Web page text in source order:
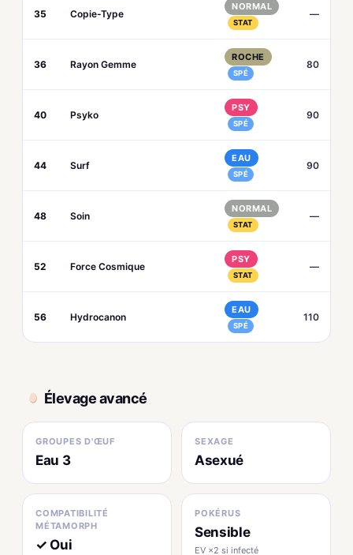
35 Copie-Type
NORMAL
STAT
—
36 Rayon Gemme
ROCHE
SPÉ
80
40 Psyko
PSY
SPÉ
90
44 Surf
EAU
SPÉ
90
48 Soin
NORMAL
STAT
—
52 Force Cosmique
PSY
STAT
—
56 Hydrocanon
EAU
SPÉ
110
Élevage avancé
GROUPES D'ŒUF
Eau 3
SEXAGE
Asexué
COMPATIBILITÉ
MÉTAMORPH
✓ Oui
POKÉRUS
Sensible
EV ×2 si infecté